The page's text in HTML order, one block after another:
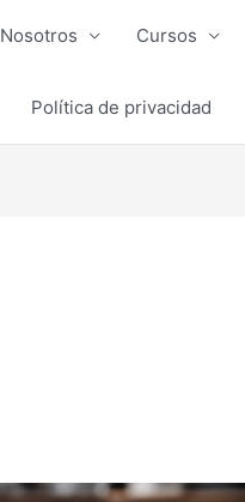
Nosotros Cursos
Política de privacidad